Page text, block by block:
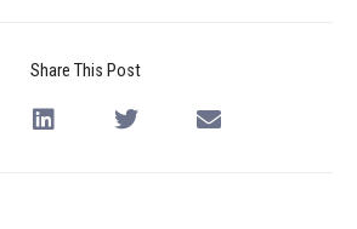
Share This Post